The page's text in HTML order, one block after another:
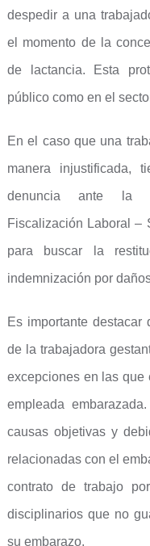
despedir a una
el momento de la
de lactancia. Esta
público como en el
En el caso que una
manera injustificada,
denuncia ante la
Fiscalización Laboral –
para buscar la
indemnización por
Es importante
de la trabajadora
excepciones en las que
empleada
causas objetivas y
relacionadas con el
contrato de trabajo
disciplinarios que no
su embarazo.